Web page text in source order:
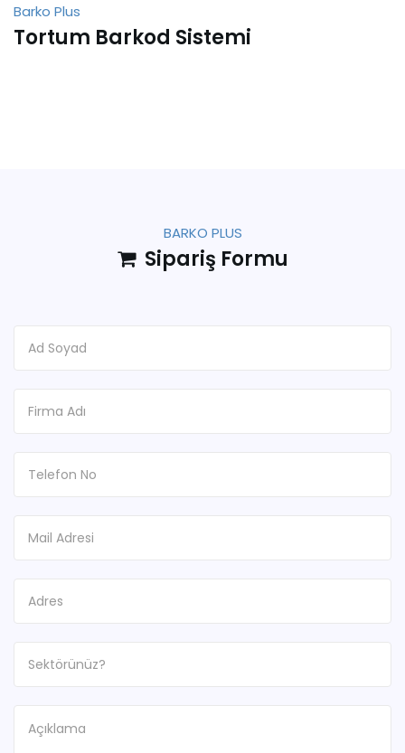
Barko Plus
Tortum Barkod Sistemi
BARKO PLUS
Sipariş Formu